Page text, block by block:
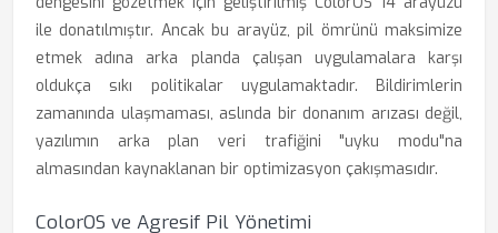
ile donatılmıştır. Ancak bu arayüz, pil ömrünü maksimize
etmek adına arka planda çalışan uygulamalara karşı
oldukça sıkı politikalar uygulamaktadır. Bildirimlerin
zamanında ulaşmaması, aslında bir donanım arızası değil,
yazılımın arka plan veri trafiğini "uyku modu"na
almasından kaynaklanan bir optimizasyon çakışmasıdır.
ColorOS ve Agresif Pil Yönetimi